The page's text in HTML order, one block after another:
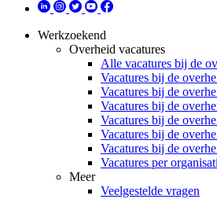
Werkzoekend
Overheid vacatures
Alle vacatures bij de
Vacatures bij de
Vacatures bij de
Vacatures bij de
Vacatures bij de
Vacatures bij de
Vacatures bij de
Vacatures per
Meer
Veelgestelde vragen